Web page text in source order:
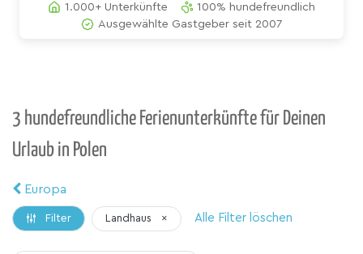
1.000+ Unterkünfte
100% hundefreundlich
Ausgewählte Gastgeber seit 2007
3 hundefreundliche Ferienunterkünfte für Deinen
Urlaub in Polen
Europa
Filter Landhaus × Alle Filter löschen